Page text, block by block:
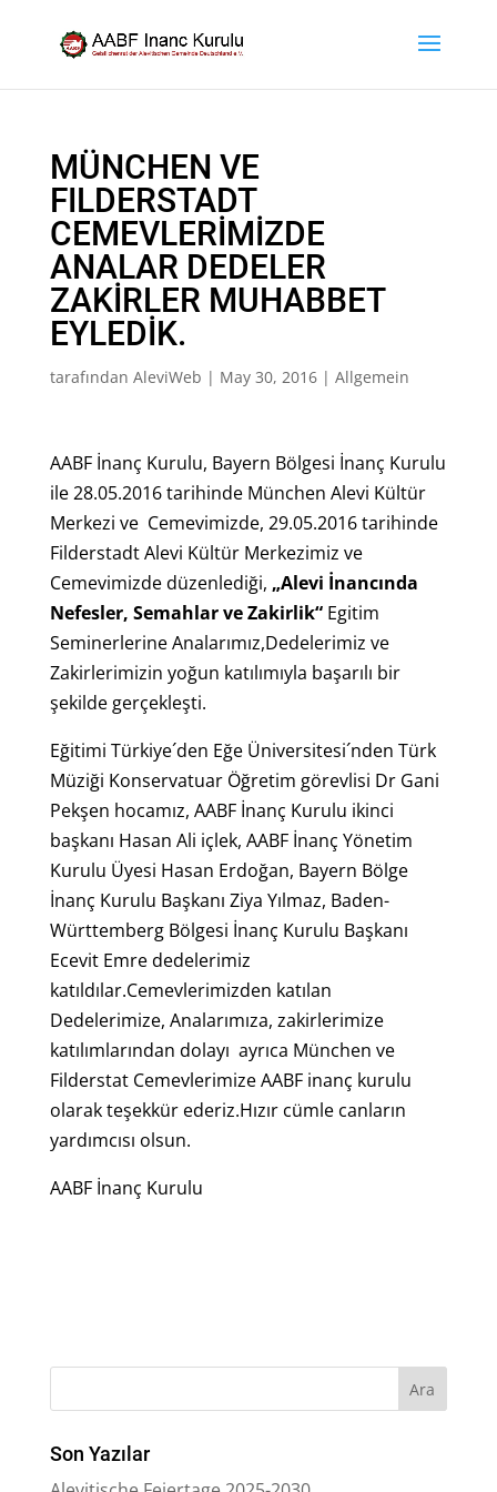
MÜNCHEN VE
FILDERSTADT
CEMEVLERİMİZDE
ANALAR DEDELER
ZAKİRLER MUHABBET
EYLEDİK.
tarafından AleviWeb | May 30, 2016| Allgemein
AABF İnanç Kurulu, Bayern Bölgesi İnanç Kurulu
ile 28.05.2016 tarihinde München Alevi Kültür
Merkezi ve Cemevimizde, 29.05.2016 tarihinde
Filderstadt Alevi Kültür Merkezimiz ve
Cemevimizde düzenlediği, „Alevi İnancında
Nefesler, Semahlar ve Zakirlik“Egitim
Seminerlerine Analarımız,Dedelerimiz ve
Zakirlerimizin yoğun katılımıyla başarılı bir
şekilde gerçekleşti.
Eğitimi Türkiye´den Eğe Üniversitesi´nden Türk
Müziği Konservatuar Öğretim görevlisi Dr Gani
Pekşen hocamız, AABF İnanç Kurulu ikinci
başkanı Hasan Ali içlek, AABF İnanç Yönetim
Kurulu Üyesi Hasan Erdoğan, Bayern Bölge
İnanç Kurulu Başkanı Ziya Yılmaz, Baden-
Württemberg Bölgesi İnanç Kurulu Başkanı
Ecevit Emre dedelerimiz
katıldılar.Cemevlerimizden katılan
Dedelerimize, Analarımıza, zakirlerimize
katılımlarından dolayı ayrıca München ve
Filderstat Cemevlerimize AABF inanç kurulu
olarak teşekkür ederiz.Hızır cümle canların
yardımcısı olsun.
AABF İnanç Kurulu
Son Yazılar